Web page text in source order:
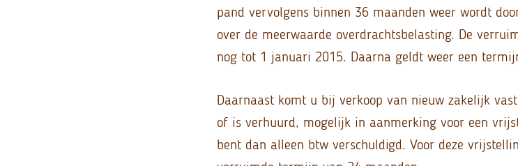
pand vervolgens binnen 36 maanden weer wordt
over de meerwaarde overdrachtsbelasting. De
nog tot 1 januari 2015. Daarna geldt weer een
Daarnaast komt u bij verkoop van nieuw zakelijk
of is verhuurd, mogelijk in aanmerking voor een
bent dan alleen btw verschuldigd. Voor deze